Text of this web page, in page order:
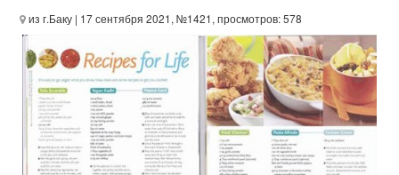
из г.Баку | 17 сентября 2021, №1421, просмотров: 578